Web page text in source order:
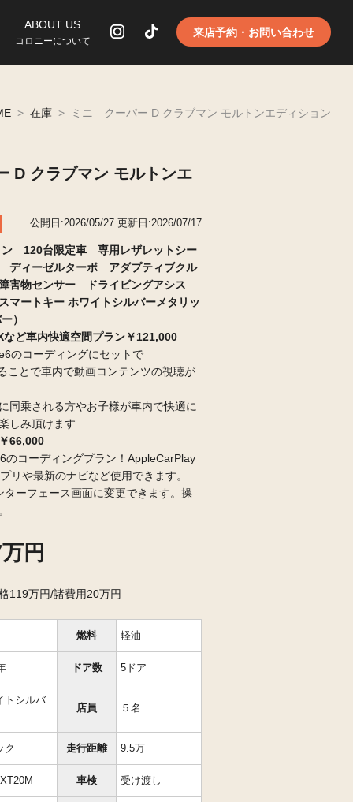
ABOUT US
コロニーについて
来店予約・お問い合わせ
> 在庫 > ミニ クーパー D クラブマン モルトンエディション
D クラブマン モルトンエ
公開日:2026/05/27 更新日:2026/07/17
ン 120台限定車 専用レザレットシー
ィーゼルターボ アダプティブクル
害物センサー ドライビングアシス
ートキー ホワイトシルバーメタリッ
）
ど車内快適空間プラン￥121,000
のコーディングにセットで
ことで車内で動画コンテンツの視聴が
同乗される方やお子様が車内で快適に
しみ頂けます
66,000
のコーディングプラン！AppleCarPlay
リや最新のナビなど使用できます。
ターフェース画面に変更できます。操
円
119万円/諸費用20万円
燃料 軽油
ドア数 5ドア
トシルバ
店員 ５名
ク 走行距離 9.5万
車検 受け渡し